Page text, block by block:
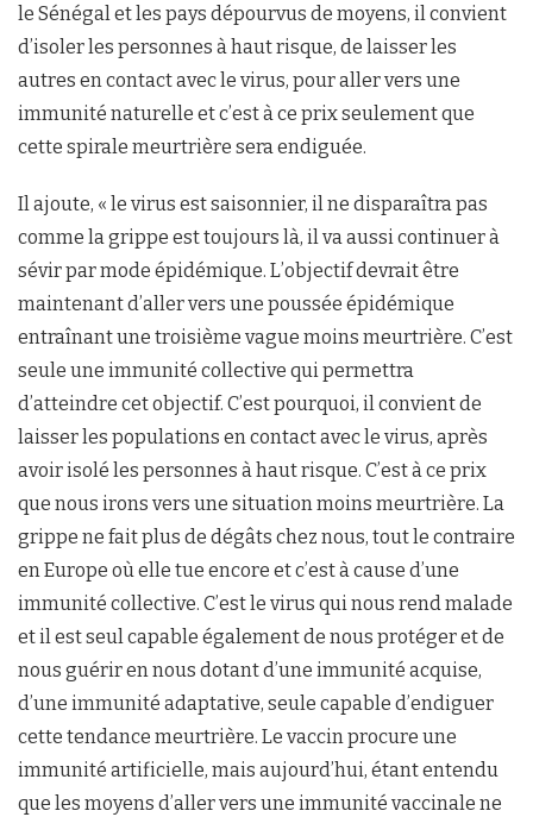
le Sénégal et les pays dépourvus de moyens, il convient
d’isoler les personnes à haut risque, de laisser les
autres en contact avec le virus, pour aller vers une
immunité naturelle et c’est à ce prix seulement que
cette spirale meurtrière sera endiguée.
Il ajoute, « le virus est saisonnier, il ne disparaîtra pas
comme la grippe est toujours là, il va aussi continuer à
sévir par mode épidémique. L’objectif devrait être
maintenant d’aller vers une poussée épidémique
entraînant une troisième vague moins meurtrière. C’est
seule une immunité collective qui permettra
d’atteindre cet objectif. C’est pourquoi, il convient de
laisser les populations en contact avec le virus, après
avoir isolé les personnes à haut risque. C’est à ce prix
que nous irons vers une situation moins meurtrière. La
grippe ne fait plus de dégâts chez nous, tout le contraire
en Europe où elle tue encore et c’est à cause d’une
immunité collective. C’est le virus qui nous rend malade
et il est seul capable également de nous protéger et de
nous guérir en nous dotant d’une immunité acquise,
d’une immunité adaptative, seule capable d’endiguer
cette tendance meurtrière. Le vaccin procure une
immunité artificielle, mais aujourd’hui, étant entendu
que les moyens d’aller vers une immunité vaccinale ne